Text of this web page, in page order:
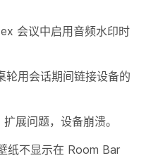
会议中启用音频水印时
用会话期间链接设备的
展问题，设备崩溃。
不显示在 Room Bar